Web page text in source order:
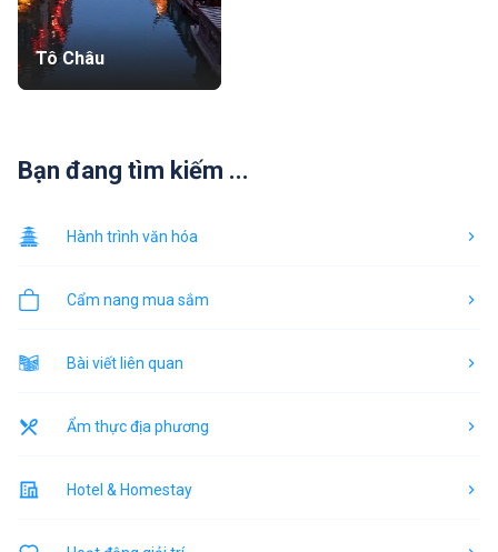
Tô Châu
Bạn đang tìm kiếm ...
Hành trình văn hóa
Cẩm nang mua sắm
Bài viết liên quan
Ẩm thực địa phương
Hotel & Homestay